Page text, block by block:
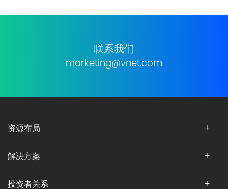
联系我们
marketing@vnet.com
资源布局
解决方案
投资者关系